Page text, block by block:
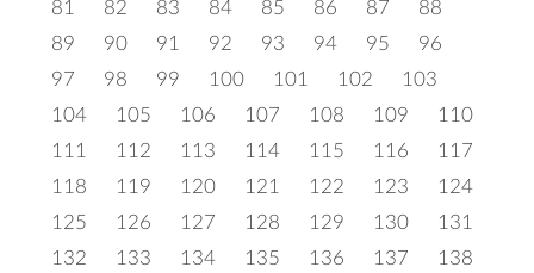
81
82 83 84 85 86 87
88
89
90 91 92 93 94 95
96
97
98 99 100 101 102
103
104
105 106 107 108 109
110
111
112 113 114 115 116
117
118
119 120 121 122 123
124
125
126 127 128 129 130
131
132
133 134 135 136 137
138